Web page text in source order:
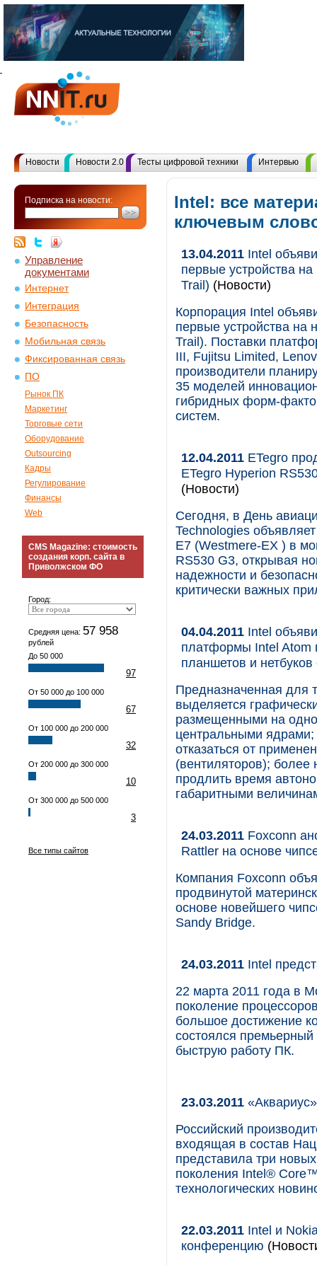
Новости Новости 2.0 Тесты цифровой техники Интервью
Подписка на новости:
Управление
документами
Интернет
Интеграция
Безопасность
Мобильная связь
Фиксированная связь
ПО
Рынок ПК
Маркетинг
Торговые сети
Оборудование
Outsourcing
Кадры
Регулирование
Финансы
Web
CMS Magazine: стоимость
создания корп. сайта в
Приволжском ФО
Город:
Средняя цена: 57 958
рублей
До 50 000
97
От 50 000 до 100 000
67
От 100 000 до 200 000
32
От 200 000 до 300 000
10
От 300 000 до 500 000
3
Все типы сайтов
Intel: все
ключевым
13.04.2011 Intel
первые устройства
Trail) (Новости)
Корпорация Intel
первые устройства на
Trail). Поставки
III, Fujitsu Limited,
производители
35 моделей
гибридных форм-
систем.
12.04.2011 ETegro
ETegro Hyperion
(Новости)
Сегодня, в День
Technologies
E7 (Westmere-EX ) в
RS530 G3, открывая
надежности и
критически важных
04.04.2011 Intel
платформы Intel Atom
планшетов и
Предназначенная для
выделяется
размещенными на
центральными
отказаться от
(вентиляторов); более
продлить время
габаритными
24.03.2011 Foxconn
Rattler на основе
Компания Foxconn
продвинутой
основе новейшего
Sandy Bridge.
24.03.2011 Intel
22 марта 2011 года в
поколение
большое достижение
состоялся
быструю работу ПК.
23.03.2011
Российский
входящая в состав
представила три
поколения Intel®
технологических
22.03.2011 Intel и
конференцию